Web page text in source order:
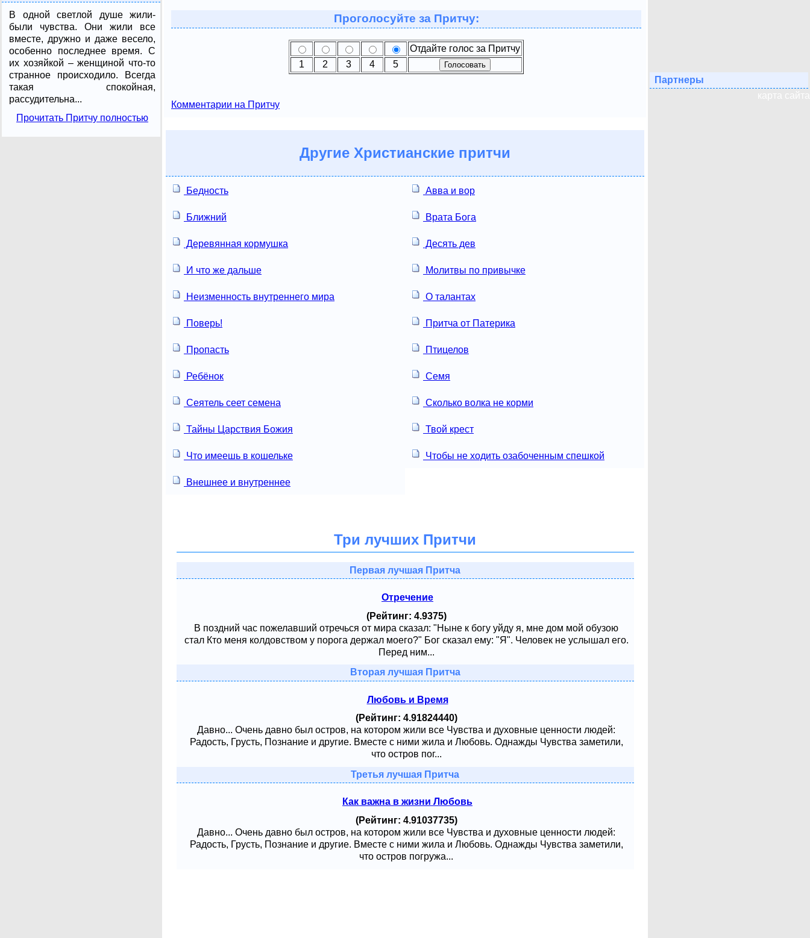
В одной светлой душе жили-
были чувства. Они жили все
вместе, дружно и даже весело,
особенно последнее время. С
их хозяйкой – женщиной что-то
странное происходило. Всегда
такая спокойная,
рассудительна...
Прочитать Притчу полностью
Проголосуйте за Притчу:
Отдайте голос за Притчу
1
2 3 4 5
Комментарии на Притчу
Другие Христианские притчи
Бедность Авва и вор
Ближний Врата Бога
Деревянная кормушка Десять дев
И что же дальше Молитвы по привычке
Неизменность внутреннего мира О талантах
Поверь! Притча от Патерика
Пропасть Птицелов
Ребёнок Семя
Сеятель сеет семена Сколько волка не корми
Тайны Царствия Божия Твой крест
Что имеешь в кошельке Чтобы не ходить озабоченным спешкой
Внешнее и внутреннее
Три лучших Притчи
Первая лучшая Притча
Отречение
(Рейтинг: 4.9375)
В поздний час пожелавший отречься от мира сказал: "Ныне к богу уйду я, мне дом мой обузою
стал Кто меня колдовством у порога держал моего?" Бог сказал ему: "Я". Человек не услышал его.
Перед ним...
Вторая лучшая Притча
Любовь и Время
(Рейтинг: 4.91824440)
Давно... Очень давно был остров, на котором жили все Чувства и духовные ценности людей:
Радость, Грусть, Познание и другие. Вместе с ними жила и Любовь. Однажды Чувства заметили,
что остров пог...
Третья лучшая Притча
Как важна в жизни Любовь
(Рейтинг: 4.91037735)
Давно... Очень давно был остров, на котором жили все Чувства и духовные ценности людей:
Радость, Грусть, Познание и другие. Вместе с ними жила и Любовь. Однажды Чувства заметили,
что остров погружа...
Партнеры